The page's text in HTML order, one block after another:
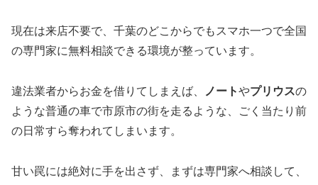
現在は来店不要で、千葉のどこからでもスマホ一つで全国
の専門家に無料相談できる環境が整っています。
違法業者からお金を借りてしまえば、 ノートやプリウスの
ような普通の車で市原市の街を走るような、ごく当たり前
の日常すら奪われてしまいます。
甘い罠には絶対に手を出さず、まずは専門家へ相談して、